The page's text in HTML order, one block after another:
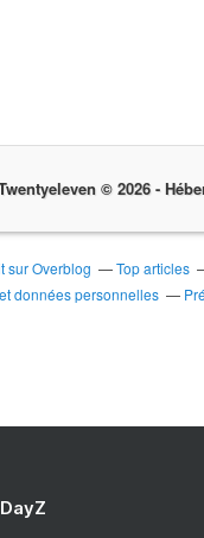
© 2026 -
sur Overblog Top articles
données personnelles